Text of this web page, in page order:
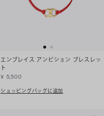
エンブレイス アンビション ブレスレッ
ト
¥ 5,500
ショッピングバッグに追加